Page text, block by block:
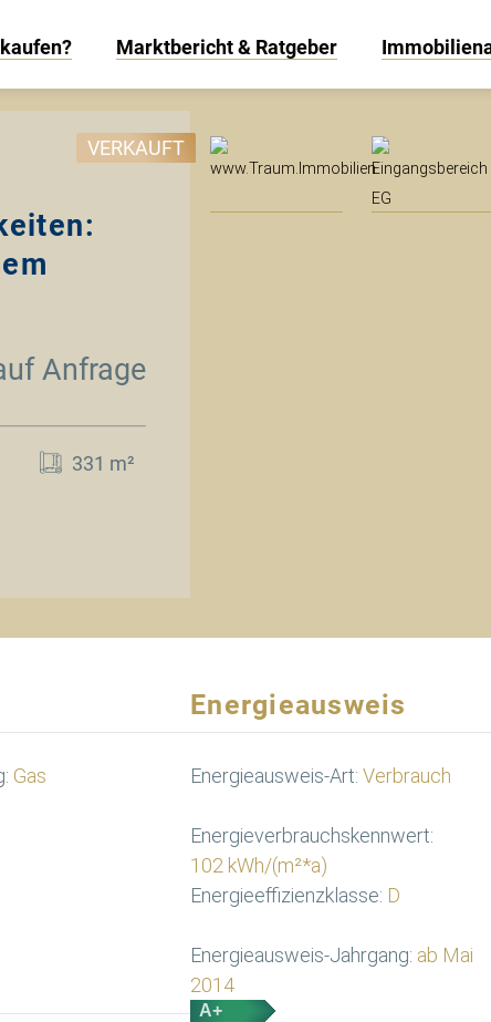
Marktbericht & Ratgeber
VERKAUFT
Anfrage
331 m²
Gas
Energieausweis
Energieausweis-Art: Verbrauch
Energieverbrauchskennwert:
102 kWh/(m²*a)
Energieeffizienzklasse: D
Energieausweis-Jahrgang: ab Mai
2014
A+